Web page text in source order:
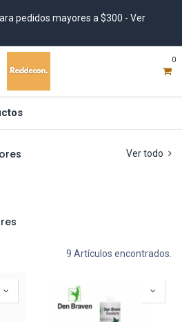
pedidos mayores a $300 - Ver
0
Ver todo
9 Artículos encontrados.